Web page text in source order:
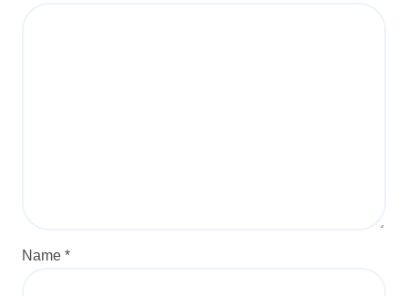
Name *